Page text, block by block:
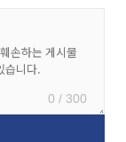
0 / 300